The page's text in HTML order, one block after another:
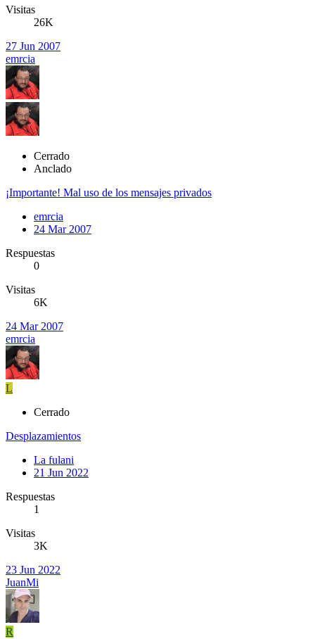
Visitas
26K
27 Jun 2007
emrcia
Cerrado
Anclado
¡Importante! Mal uso de los mensajes privados
emrcia
24 Mar 2007
Respuestas
0
Visitas
6K
24 Mar 2007
emrcia
L
Cerrado
Desplazamientos
La fulani
21 Jun 2022
Respuestas
1
Visitas
3K
23 Jun 2022
JuanMi
R